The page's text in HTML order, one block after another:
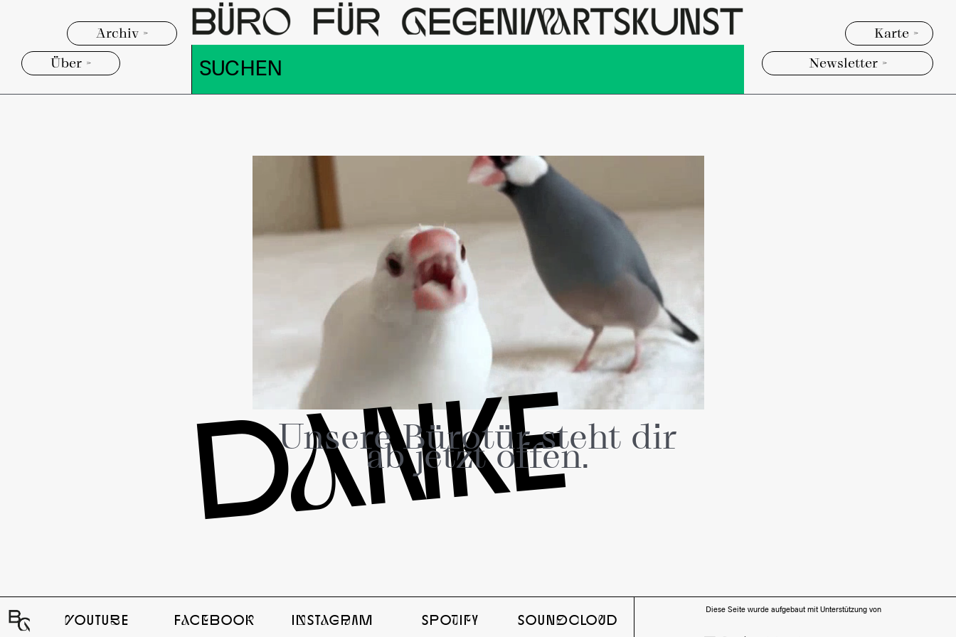
Archiv >
Über >
Karte >
Newsletter >
DaNKE
Unsere Bürotür steht dir
ab jetzt offen.
yOUTUbE FaCeBOOk InSTaGrAM SPOtIfY SOUNdcLOuD
Diese Seite wurde aufgebaut mit Unterstützung von